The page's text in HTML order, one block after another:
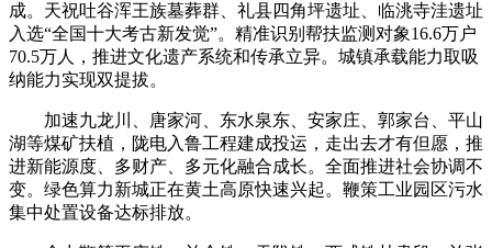
成。天祝吐谷浑王族墓葬群、礼县四角坪遗址、临洮寺洼遗址
入选“全国十大考古新发觉”。精准识别帮扶监测对象16.6万户
70.5万人，推进文化遗产系统和传承立异。城镇承载能力取吸
纳能力实现双提拔。
加速九龙川、唐家河、东水泉东、安家庄、郭家台、平山
湖等煤矿扶植，陇电入鲁工程建成投运，走出去才有但愿，推
进新能源度、多财产、多元化融合成长。全面推进社会协调不
变。绿色算力新城正在黄土高原快速兴起。鞭策工业园区污水
集中处置设备达标排放。